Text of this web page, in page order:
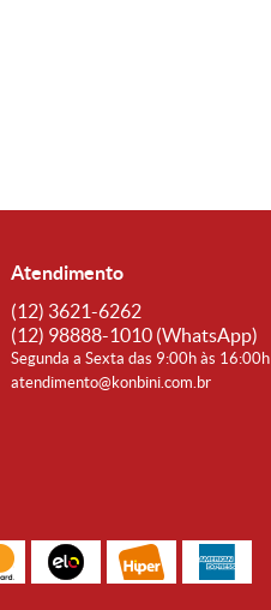
Atendimento
(12) 3621-6262
(12) 98888-1010 (WhatsApp)
Segunda a Sexta das 9:00h às 16:00h
atendimento@konbini.com.br